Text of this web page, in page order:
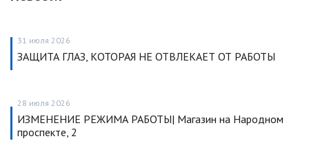
31 июля 2026
ЗАЩИТА ГЛАЗ, КОТОРАЯ НЕ ОТВЛЕКАЕТ ОТ РАБОТЫ
28 июля 2026
ИЗМЕНЕНИЕ РЕЖИМА РАБОТЫ| Магазин на Народном
проспекте, 2